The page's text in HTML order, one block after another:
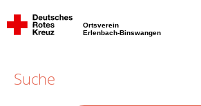
Ortsverein
Erlenbach-Binswangen
Suche